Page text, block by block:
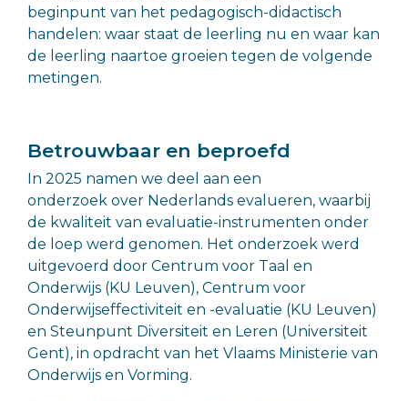
beginpunt van het pedagogisch-didactisch
handelen: waar staat de leerling nu en waar kan
de leerling naartoe groeien tegen de volgende
metingen.
Betrouwbaar en beproefd
In 2025 namen we deel aan een
onderzoek over Nederlands evalueren, waarbij
de kwaliteit van evaluatie-instrumenten onder
de loep werd genomen. Het onderzoek werd
uitgevoerd door Centrum voor Taal en
Onderwijs (KU Leuven), Centrum voor
Onderwijseffectiviteit en -evaluatie (KU Leuven)
en Steunpunt Diversiteit en Leren (Universiteit
Gent), in opdracht van het Vlaams Ministerie van
Onderwijs en Vorming.